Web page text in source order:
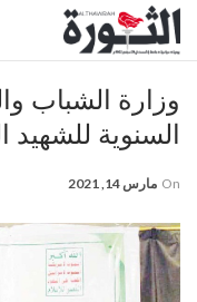
وزارة الشباب
السنوية للشهيد
On مارس 14, 2021